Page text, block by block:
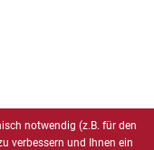
notwendig (z.B. für den
verbessern und Ihnen ein